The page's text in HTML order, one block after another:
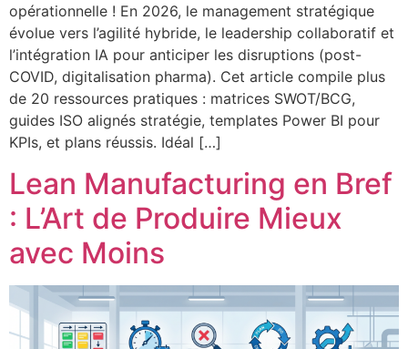
opérationnelle ! En 2026, le management stratégique
évolue vers l’agilité hybride, le leadership collaboratif et
l’intégration IA pour anticiper les disruptions (post-
COVID, digitalisation pharma). Cet article compile plus
de 20 ressources pratiques : matrices SWOT/BCG,
guides ISO alignés stratégie, templates Power BI pour
KPIs, et plans réussis. Idéal […]
Lean Manufacturing en Bref
: L’Art de Produire Mieux
avec Moins